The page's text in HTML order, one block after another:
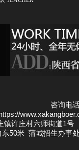
咨询电
镇许庄村六师街道1
东50米 蒲城招生办事